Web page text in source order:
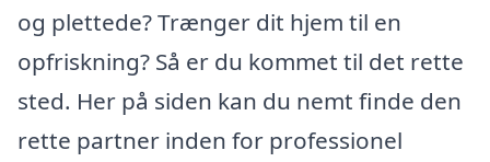
og plettede? Trænger dit hjem til en
opfriskning? Så er du kommet til det rette
sted. Her på siden kan du nemt finde den
rette partner inden for professionel